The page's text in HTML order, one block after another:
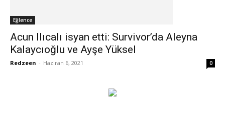
Eğlence
Acun Ilıcalı isyan etti: Survivor’da Aleyna
Kalaycıoğlu ve Ayşe Yüksel
Redzeen - Haziran 6, 2021 0